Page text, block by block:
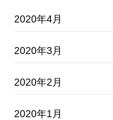
2020年4月
2020年3月
2020年2月
2020年1月